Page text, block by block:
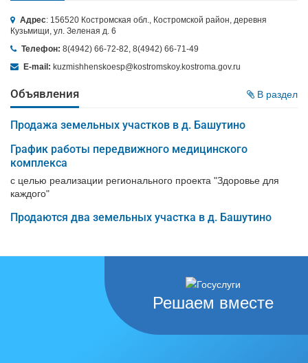
Адрес: 156520 Костромская обл., Костромской район, деревня
Кузьмищи, ул. Зеленая д. 6
Телефон: 8(4942) 66-72-82, 8(4942) 66-71-49
E-mail: kuzmishhenskoesp@kostromskoy.kostroma.gov.ru
Объявления В раздел
Продажа земельных участков в д. Башутино
График работы передвижного медицинского
комплекса
с целью реализации регионального проекта "Здоровье для
каждого"
Продаются два земельных участка в д. Башутино
Решаем вместе